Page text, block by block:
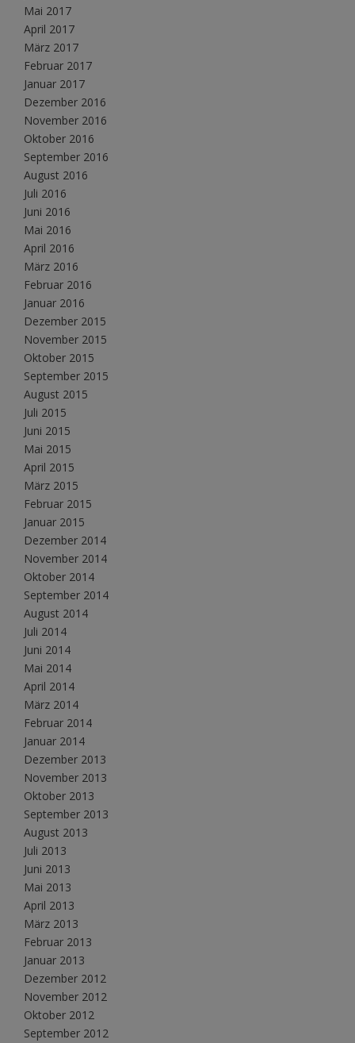
Mai 2017
April 2017
März 2017
Februar 2017
Januar 2017
Dezember 2016
November 2016
Oktober 2016
September 2016
August 2016
Juli 2016
Juni 2016
Mai 2016
April 2016
März 2016
Februar 2016
Januar 2016
Dezember 2015
November 2015
Oktober 2015
September 2015
August 2015
Juli 2015
Juni 2015
Mai 2015
April 2015
März 2015
Februar 2015
Januar 2015
Dezember 2014
November 2014
Oktober 2014
September 2014
August 2014
Juli 2014
Juni 2014
Mai 2014
April 2014
März 2014
Februar 2014
Januar 2014
Dezember 2013
November 2013
Oktober 2013
September 2013
August 2013
Juli 2013
Juni 2013
Mai 2013
April 2013
März 2013
Februar 2013
Januar 2013
Dezember 2012
November 2012
Oktober 2012
September 2012